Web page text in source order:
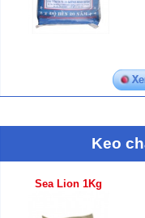
Keo
Sea Lion 1Kg